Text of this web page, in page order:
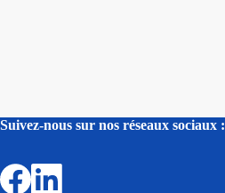
Suivez-nous sur nos réseaux sociaux :